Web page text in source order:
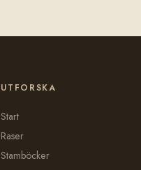
UTFORSKA
Start
Raser
Stamböcker